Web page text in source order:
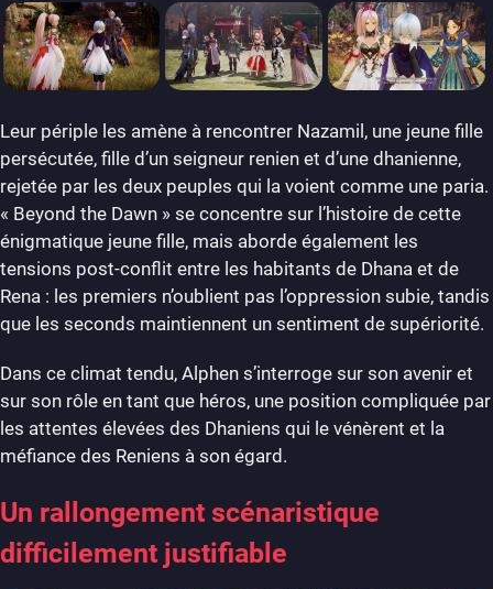
Leur périple les amène à rencontrer Nazamil, une jeune fille
persécutée, fille d’un seigneur renien et d’une dhanienne,
rejetée par les deux peuples qui la voient comme une paria.
« Beyond the Dawn » se concentre sur l’histoire de cette
énigmatique jeune fille, mais aborde également les
tensions post-conflit entre les habitants de Dhana et de
Rena : les premiers n’oublient pas l’oppression subie, tandis
que les seconds maintiennent un sentiment de supériorité.
Dans ce climat tendu, Alphen s’interroge sur son avenir et
sur son rôle en tant que héros, une position compliquée par
les attentes élevées des Dhaniens qui le vénèrent et la
méfiance des Reniens à son égard.
Un rallongement scénaristique
difficilement justifiable